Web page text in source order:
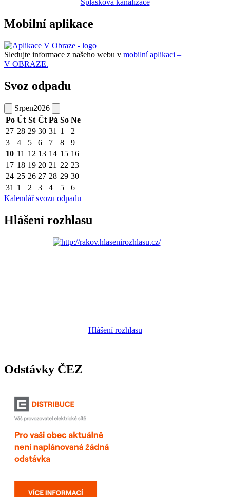
Splašková kanalizace
Mobilní aplikace
Sledujte informace z našeho webu v mobilní aplikaci –
V OBRAZE.
Svoz odpadu
Srpen2026
Po Út St Čt Pá So Ne
27 28 29 30 31 1
2
3
4 5 6 7 8
9
10 11 12 13 14 15 16
17 18 19 20 21 22 23
24 25 26 27 28 29 30
31 1 2 3 4 5
6
Kalendář svozu odpadu
Hlášení rozhlasu
Hlášení rozhlasu
Odstávky ČEZ